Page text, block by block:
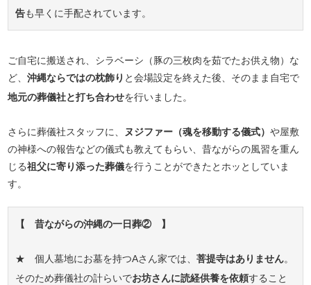
告も早くに手配されています。
ご自宅に搬送され、シラベーシ（豚の三枚肉を茹でたお供え物）な
ど、沖縄ならではの枕飾り と会場設定を終えた後、そのまま自宅で
地元の葬儀社と打ち合わせを行いました。
さらに葬儀社スタッフに、 ヌジファー（魂を移動する儀式）や屋敷
の神様への報告などの儀式も教えてもらい、昔ながらの風習を重ん
じる祖父に寄り添った葬儀を行うことができたとホッとしていま
す。
【 昔ながらの沖縄の一日葬② 】
★ 個人墓地にお墓を持つAさん家では、菩提寺はありません。
そのため葬儀社の計らいでお坊さんに読経供養を依頼すること